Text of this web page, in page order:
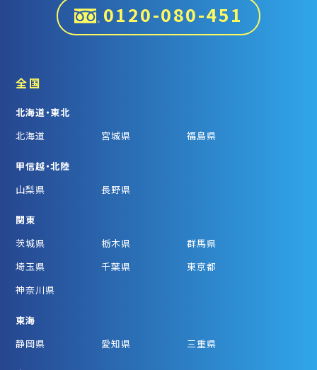
0120-080-451
全国
北海道・東北
北海道
宮城県 福島県
甲信越・北陸
山梨県
長野県
関東
茨城県
栃木県
群馬県
埼玉県
千葉県
東京都
神奈川県
東海
静岡県
愛知県 三重県